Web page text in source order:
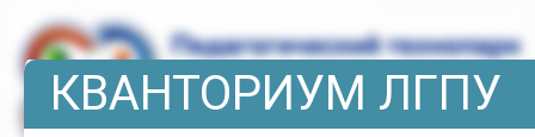
КВАНТОРИУМ ЛГПУ